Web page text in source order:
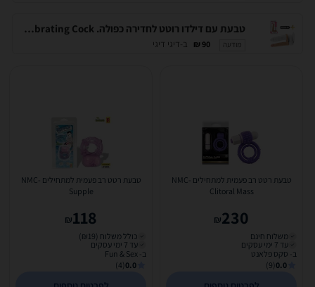
טבעת עם דילדו רוטט לחדירה כפולה. DIGI-1132 Slimline 6.25 inch double prober Vibrating Cock
מודעה 90 ₪ ב-דיגי דיגי
טבעת רטט רב פעמית למתחילים NMC-
Clitoral Mass
230
₪
משלוח חינם
עד 7 ימי עסקים
ב- סקס פלאנט
0.0
(9)
טבעת רטט רב פעמית למתחילים NMC-
Supple
118
₪
כולל משלוח (₪19)
עד 7 ימי עסקים
ב- Fun & Sex
0.0
(4)